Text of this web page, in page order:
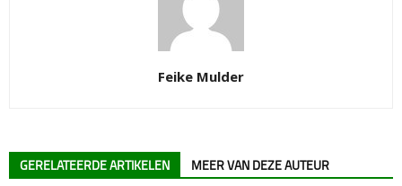
Feike Mulder
GERELATEERDE ARTIKELEN MEER VAN DEZE AUTEUR